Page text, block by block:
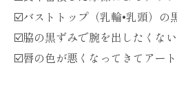
☑️バストトップ（乳輪•乳頭）の
☑️脇の黒ずみで腕を出したくない
☑️唇の色が悪くなってきてアー